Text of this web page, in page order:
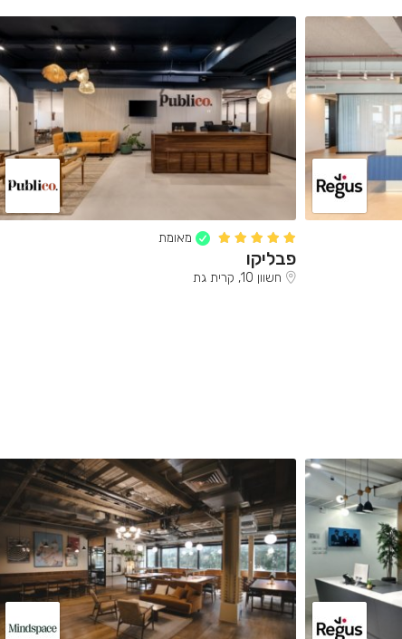
מאומת
פבליקו
חשוון 10, קרית גת